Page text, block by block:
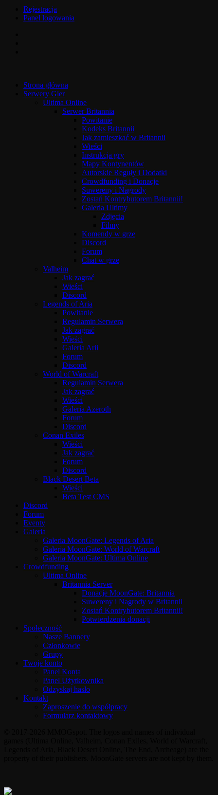
Rejestracja
Panel logowania
Strona główna
Serwery Gier
Ultima Online
Serwer Britannia
Powitanie
Kodeks Britannii
Jak zamieszkać w Britannii
Wieści
Instrukcja gry
Mapy Kontynentów
Autorskie Reguły i Dodatki
Crowdfunding i Donacje
Suwereny i Nagrody
Zostań Kontrybutorem Britannii!
Galeria Ultimy
Zdjęcia
Filmy
Komendy w grze
Discord
Forum
Chat w grze
Valheim
Jak zagrać
Wieści
Discord
Legends of Aria
Powitanie
Regulamin Serwera
Jak zagrać
Wieści
Galeria Arii
Forum
Discord
World of Warcraft
Regulamin Serwera
Jak zagrać
Wieści
Galeria Azeroth
Forum
Discord
Conan Exiles
Wieści
Jak zagrać
Forum
Discord
Black Desert Beta
Wieści
Beta Test CMS
Discord
Forum
Eventy
Galeria
Galeria MoonGate: Legends of Aria
Galeria MoonGate: World of Warcraft
Galeria MoonGate: Ultima Online
Crowdfunding
Ultima Online
Britannia Server
Donacje MoonGate: Britannia
Suwereny i Nagrody w Britannii
Zostań Kontrybutorem Britannii!
Potwierdzenia donacji
Społeczność
Nasze Bannery
Członkowie
Grupy
Twoje konto
Panel Konta
Panel Użytkownika
Odzyskaj hasło
Kontakt
Zaproszenie do współpracy
Formularz kontaktowy